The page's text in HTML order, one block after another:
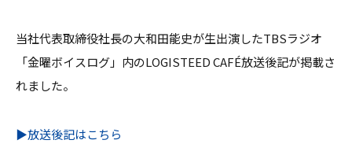
当社代表取締役社長の大和田能史が生出演したTBSラジオ
「金曜ボイスログ」内のLOGISTEED CAFÉ放送後記が掲載さ
れました。
▶放送後記はこちら